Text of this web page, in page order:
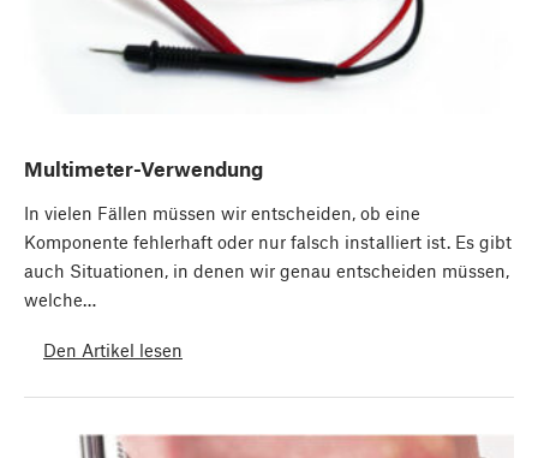
Multimeter-Verwendung
In vielen Fällen müssen wir entscheiden, ob eine
Komponente fehlerhaft oder nur falsch installiert ist. Es gibt
auch Situationen, in denen wir genau entscheiden müssen,
welche…
Den Artikel lesen